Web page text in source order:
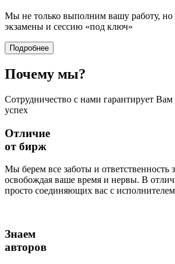
Мы не только выполним вашу работу,
экзамены и сессию «под ключ»
Подробнее
Почему мы?
Сотрудничество с нами гарантирует
успех
Отличие
от бирж
Мы берем все заботы и ответственность
освобождая ваше время и нервы. В
просто соединяющих вас с
Знаем
авторов